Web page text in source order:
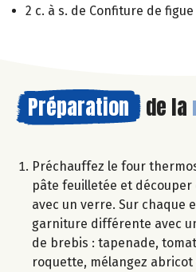
2 c. à s. de Confiture de figue
Préparation de la
Préchauffez le four
pâte feuilletée et
avec un verre. Sur chaque
garniture différente avec
de brebis : tapenade,
roquette, mélangez abricot